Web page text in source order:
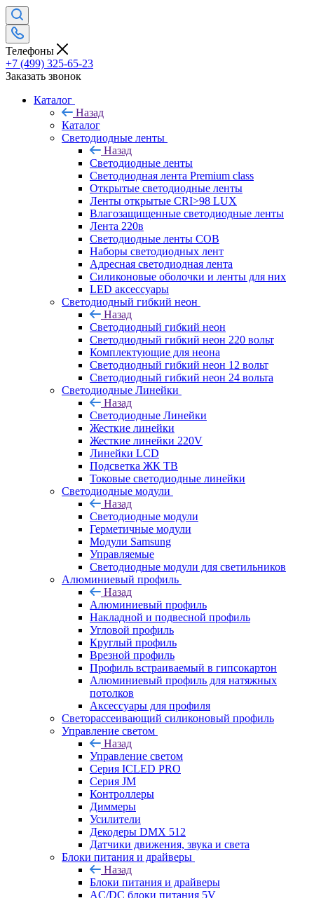
Телефоны
+7 (499) 325-65-23
Заказать звонок
Каталог
Назад
Каталог
Светодиодные ленты
Назад
Светодиодные ленты
Светодиодная лента Premium class
Открытые светодиодные ленты
Ленты открытые CRI>98 LUX
Влагозащищенные светодиодные ленты
Лента 220в
Светодиодные ленты COB
Наборы светодиодных лент
Адресная светодиодная лента
Силиконовые оболочки и ленты для них
LED аксессуары
Светодиодный гибкий неон
Назад
Светодиодный гибкий неон
Светодиодный гибкий неон 220 вольт
Комплектующие для неона
Светодиодный гибкий неон 12 вольт
Светодиодный гибкий неон 24 вольта
Светодиодные Линейки
Назад
Светодиодные Линейки
Жесткие линейки
Жесткие линейки 220V
Линейки LCD
Подсветка ЖК ТВ
Токовые светодиодные линейки
Светодиодные модули
Назад
Светодиодные модули
Герметичные модули
Модули Samsung
Управляемые
Светодиодные модули для светильников
Алюминиевый профиль
Назад
Алюминиевый профиль
Накладной и подвесной профиль
Угловой профиль
Круглый профиль
Врезной профиль
Профиль встраиваемый в гипсокартон
Алюминиевый профиль для натяжных
потолков
Аксессуары для профиля
Светорассеивающий силиконовый профиль
Управление светом
Назад
Управление светом
Серия ICLED PRO
Серия JM
Контроллеры
Диммеры
Усилители
Декодеры DMX 512
Датчики движения, звука и света
Блоки питания и драйверы
Назад
Блоки питания и драйверы
AC/DC блоки питания 5V